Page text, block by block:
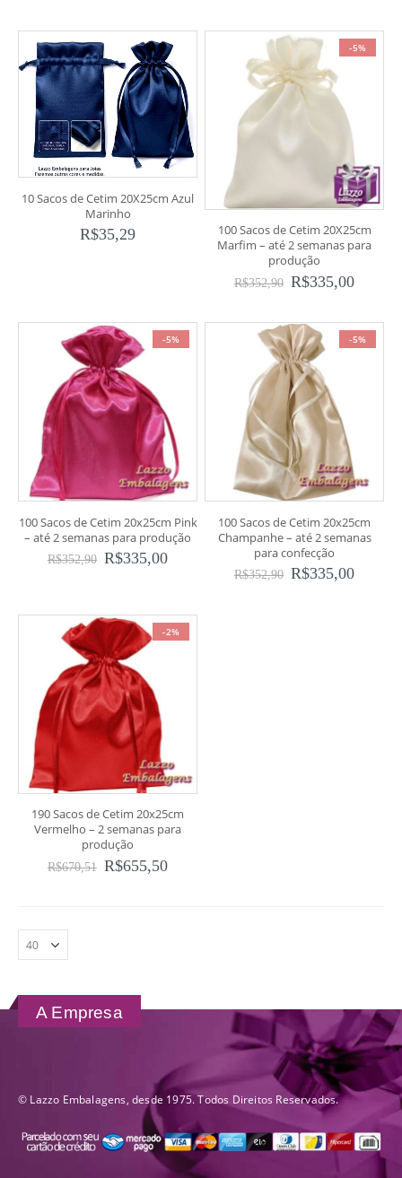
10 Sacos de Cetim 20X25cm Azul
Marinho
R$35,29
-5%
100 Sacos de Cetim 20X25cm
Marfim – até 2 semanas para
produção
R$352,90 R$335,00
-5%
100 Sacos de Cetim 20x25cm Pink
– até 2 semanas para produção
R$352,90 R$335,00
-5%
100 Sacos de Cetim 20x25cm
Champanhe – até 2 semanas
para confecção
R$352,90 R$335,00
-2%
190 Sacos de Cetim 20x25cm
Vermelho – 2 semanas para
produção
R$670,51 R$655,50
A Empresa
© Lazzo Embalagens, desde 1975. Todos Direitos Reservados.